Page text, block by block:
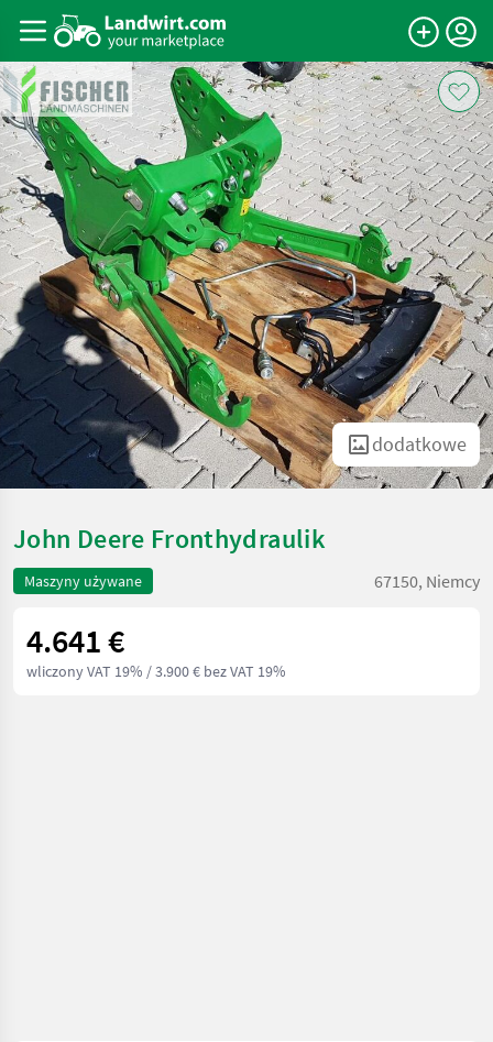
dodatkowe
John Deere Fronthydraulik
Maszyny używane 67150, Niemcy
4.641 €
wliczony VAT 19% / 3.900 € bez VAT 19%